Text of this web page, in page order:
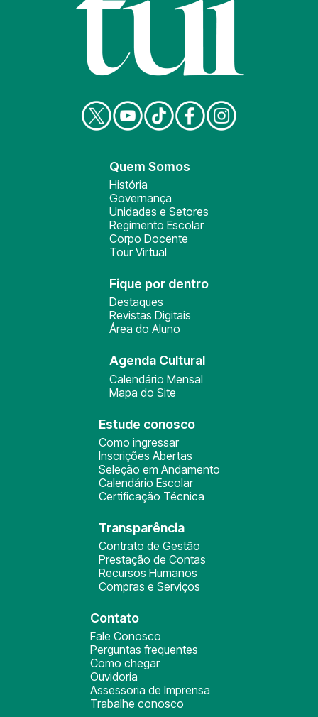
Quem Somos
História
Governança
Unidades e Setores
Regimento Escolar
Corpo Docente
Tour Virtual
Fique por dentro
Destaques
Revistas Digitais
Área do Aluno
Agenda Cultural
Calendário Mensal
Mapa do Site
Estude conosco
Como ingressar
Inscrições Abertas
Seleção em Andamento
Calendário Escolar
Certificação Técnica
Transparência
Contrato de Gestão
Prestação de Contas
Recursos Humanos
Compras e Serviços
Contato
Fale Conosco
Perguntas frequentes
Como chegar
Ouvidoria
Assessoria de Imprensa
Trabalhe conosco